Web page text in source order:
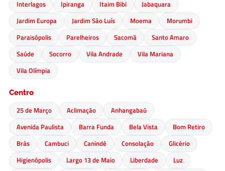
Interlagos
Ipiranga Itaim Bibi
Jabaquara
Jardim Europa
Jardim São Luís Moema
Morumbi
Paraisópolis
Parelheiros Sacomã
Santo Amaro
Saúde
Socorro Vila Andrade
Vila Mariana
Vila Olímpia
Centro
25 de Março Aclimação
Anhangabaú
Avenida Paulista
Barra Funda Bela Vista
Bom Retiro
Brás
Cambuci Canindé Consolação
Glicério
Higienópolis
Largo 13 de Maio Liberdade
Luz